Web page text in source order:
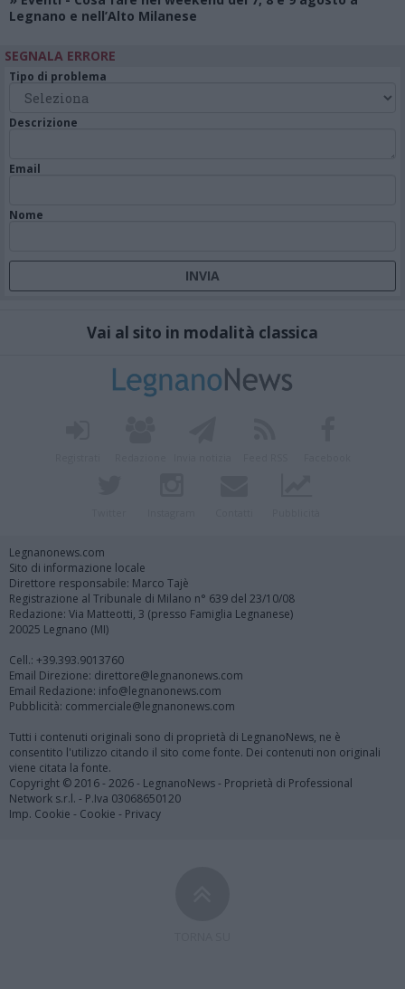
Legnano e nell’Alto Milanese
SEGNALA ERRORE
Tipo di problema
Descrizione
Email
Nome
Vai al sito in modalità classica
Legnanonews.com
Sito di informazione locale
Direttore responsabile: Marco Tajè
Registrazione al Tribunale di Milano n° 639 del 23/10/08
Redazione: Via Matteotti, 3 (presso Famiglia Legnanese)
20025 Legnano (MI)
Cell.: +39.393.9013760
Email Direzione: direttore@legnanonews.com
Email Redazione: info@legnanonews.com
Pubblicità: commerciale@legnanonews.com
Tutti i contenuti originali sono di proprietà di LegnanoNews, ne è
consentito l'utilizzo citando il sito come fonte. Dei contenuti non originali
viene citata la fonte.
Copyright © 2016 - 2026 - LegnanoNews - Proprietà di Professional
Network s.r.l. - P.Iva 03068650120
Imp. Cookie - Cookie - Privacy